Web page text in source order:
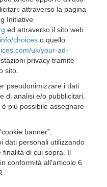
attraverso la pagina
Initiative
ed attraverso il sito web
choices o quello
uk/your-ad-
privacy tramite
sito.
pseudonimizzare i dati
di analisi e/o pubblicitari.
più possibile assegnare
banner”,
dati personali utilizzando
finalità di cui sopra. Il
conformità all'articolo 6